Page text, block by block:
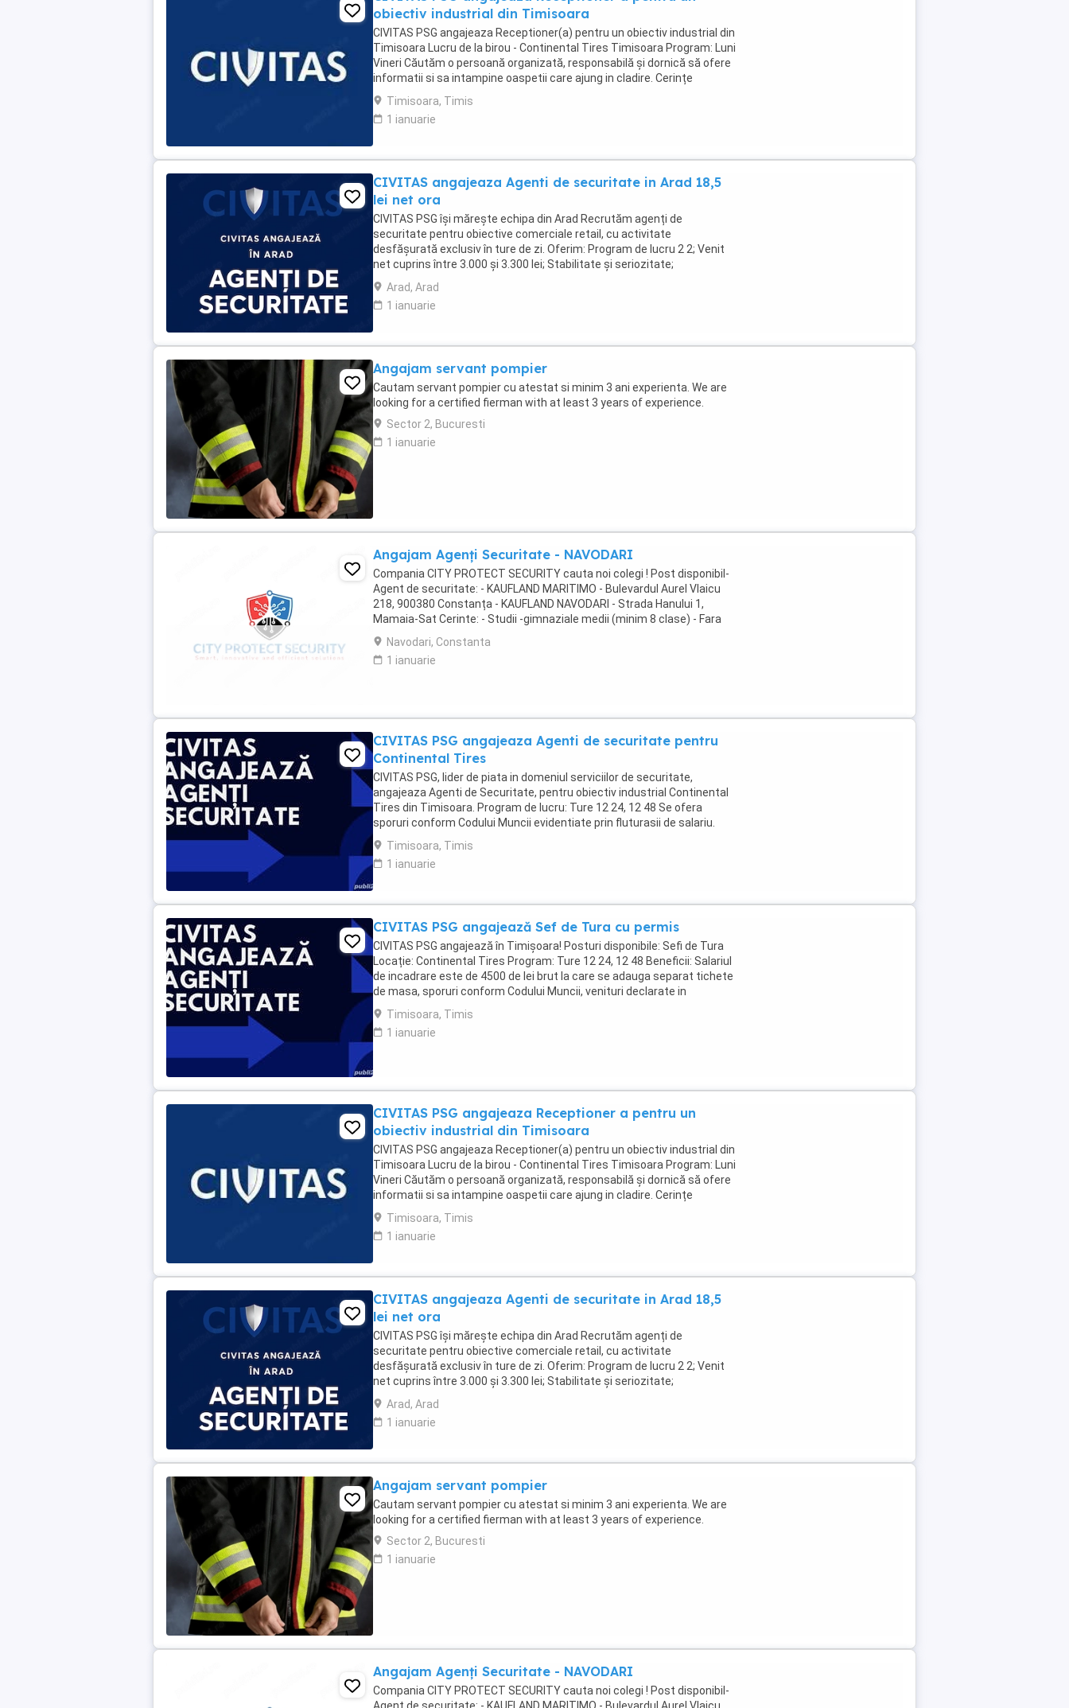
obiectiv industrial din Timisoara
CIVITAS PSG angajeaza Receptioner(a) pentru un obiectiv industrial din
Timisoara Lucru de la birou - Continental Tires Timisoara Program: Luni
Vineri Căutăm o persoană organizată, responsabilă și dornică să ofere
informatii si sa intampine oaspetii care ajung in cladire. Cerințe
obligatorii: Atitudine ...
Timisoara, Timis
1 ianuarie
CIVITAS angajeaza Agenti de securitate in Arad 18,5
lei net ora
CIVITAS PSG își mărește echipa din Arad Recrutăm agenți de
securitate pentru obiective comerciale retail, cu activitate
desfășurată exclusiv în ture de zi. Oferim: Program de lucru 2 2; Venit
net cuprins între 3.000 și 3.300 lei; Stabilitate și seriozitate;
Transparență salarială și fluturași de ...
Arad, Arad
1 ianuarie
Angajam servant pompier
Cautam servant pompier cu atestat si minim 3 ani experienta. We are
looking for a certified fierman with at least 3 years of experience.
Sector 2, Bucuresti
1 ianuarie
Angajam Agenți Securitate - NAVODARI
Compania CITY PROTECT SECURITY cauta noi colegi ! Post disponibil-
Agent de securitate: - KAUFLAND MARITIMO - Bulevardul Aurel Vlaicu
218, 900380 Constanța - KAUFLAND NAVODARI - Strada Hanului 1,
Mamaia-Sat Cerinte: - Studii -gimnaziale medii (minim 8 clase) - Fara
inscrisuri in cazier - Disponibilitate ...
Navodari, Constanta
1 ianuarie
CIVITAS PSG angajeaza Agenti de securitate pentru
Continental Tires
CIVITAS PSG, lider de piata in domeniul serviciilor de securitate,
angajeaza Agenti de Securitate, pentru obiectiv industrial Continental
Tires din Timisoara. Program de lucru: Ture 12 24, 12 48 Se ofera
sporuri conform Codului Muncii evidentiate prin fluturasii de salariu.
Descrierea postului: Activitati ...
Timisoara, Timis
1 ianuarie
CIVITAS PSG angajează Sef de Tura cu permis
CIVITAS PSG angajează în Timișoara! Posturi disponibile: Sefi de Tura
Locație: Continental Tires Program: Ture 12 24, 12 48 Beneficii: Salariul
de incadrare este de 4500 de lei brut la care se adauga separat tichete
de masa, sporuri conform Codului Muncii, venituri declarate in
totalitate ...
Timisoara, Timis
1 ianuarie
CIVITAS PSG angajeaza Receptioner a pentru un
obiectiv industrial din Timisoara
CIVITAS PSG angajeaza Receptioner(a) pentru un obiectiv industrial din
Timisoara Lucru de la birou - Continental Tires Timisoara Program: Luni
Vineri Căutăm o persoană organizată, responsabilă și dornică să ofere
informatii si sa intampine oaspetii care ajung in cladire. Cerințe
obligatorii: Atitudine ...
Timisoara, Timis
1 ianuarie
CIVITAS angajeaza Agenti de securitate in Arad 18,5
lei net ora
CIVITAS PSG își mărește echipa din Arad Recrutăm agenți de
securitate pentru obiective comerciale retail, cu activitate
desfășurată exclusiv în ture de zi. Oferim: Program de lucru 2 2; Venit
net cuprins între 3.000 și 3.300 lei; Stabilitate și seriozitate;
Transparență salarială și fluturași de ...
Arad, Arad
1 ianuarie
Angajam servant pompier
Cautam servant pompier cu atestat si minim 3 ani experienta. We are
looking for a certified fierman with at least 3 years of experience.
Sector 2, Bucuresti
1 ianuarie
Angajam Agenți Securitate - NAVODARI
Compania CITY PROTECT SECURITY cauta noi colegi ! Post disponibil-